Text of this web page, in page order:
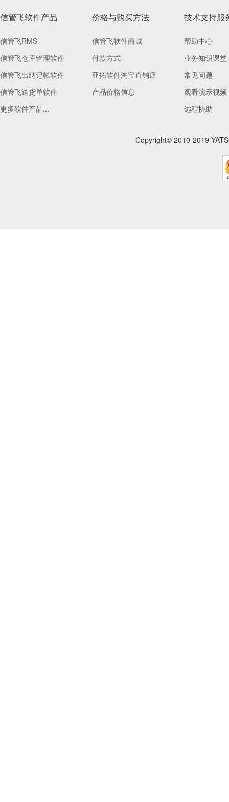
信管飞软件产品
信管飞RMS
信管飞仓库管理软件
信管飞出纳记帐软件
信管飞送货单软件
更多软件产品...
价格与购买方法
信管飞软件商城
付款方式
亚拓软件淘宝直销店
产品价格信息
技术支持服
帮助中心
业务知识课堂
常见问题
观看演示视频
远程协助
Copyright© 2010-2019